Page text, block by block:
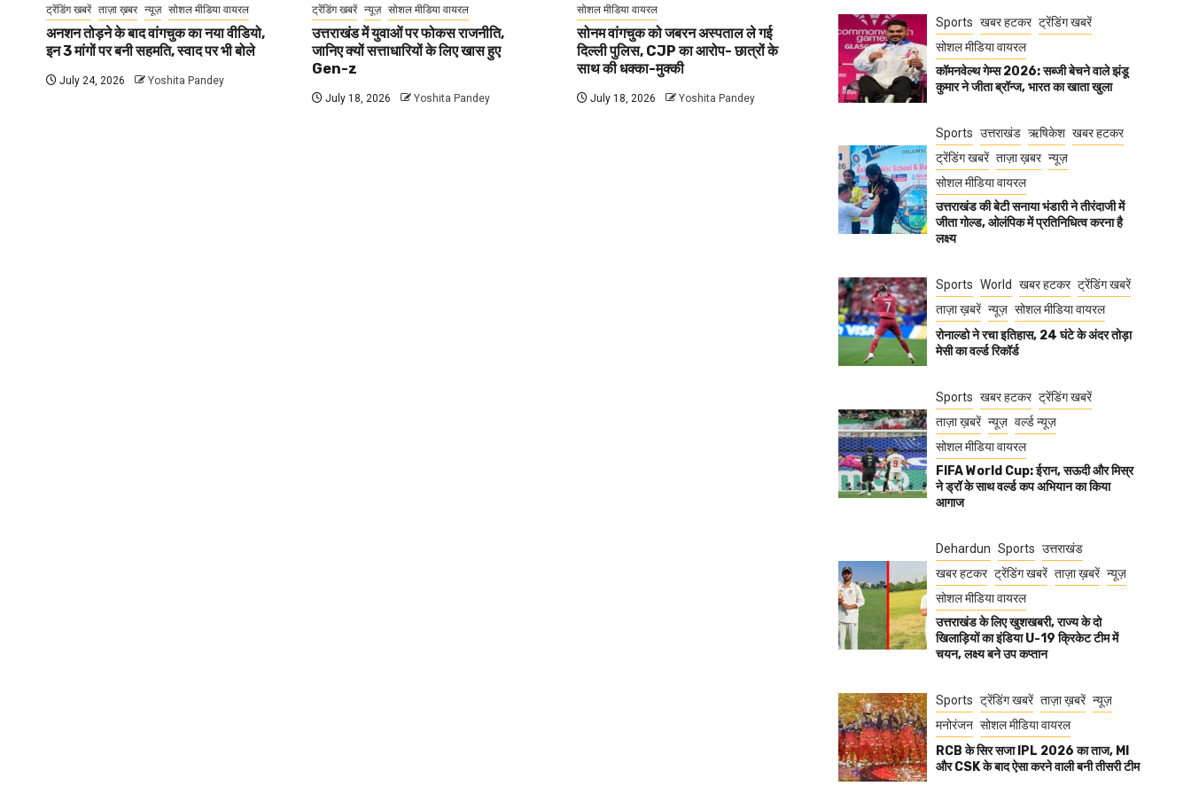
ट्रेंडिंग खबरें ताज़ा ख़बर न्यूज़ सोशल मीडिया वायरल
अनशन तोड़ने के बाद वांगचुक का नया वीडियो,
इन 3 मांगों पर बनी सहमति, स्वाद पर भी बोले
July 24, 2026 Yoshita Pandey
ट्रेंडिंग खबरें न्यूज़ सोशल मीडिया वायरल
उत्तराखंड में युवाओं पर फोकस राजनीति,
जानिए क्यों सत्ताधारियों के लिए खास हुए
Gen-z
July 18, 2026 Yoshita Pandey
सोशल मीडिया वायरल
सोनम वांगचुक को जबरन अस्पताल ले गई
दिल्ली पुलिस, CJP का आरोप- छात्रों के
साथ की धक्का-मुक्की
July 18, 2026 Yoshita Pandey
Sports खबर हटकर ट्रेंडिंग खबरें
सोशल मीडिया वायरल
कॉमनवेल्थ गेम्स 2026: सब्जी बेचने वाले झंडू
कुमार ने जीता ब्रॉन्ज, भारत का खाता खुला
Sports उत्तराखंड ऋषिकेश खबर हटकर
ट्रेंडिंग खबरें ताज़ा ख़बर न्यूज़
सोशल मीडिया वायरल
उत्तराखंड की बेटी सनाया भंडारी ने तीरंदाजी में
जीता गोल्ड, ओलंपिक में प्रतिनिधित्व करना है
लक्ष्य
Sports World खबर हटकर ट्रेंडिंग खबरें
ताज़ा ख़बरें न्यूज़ सोशल मीडिया वायरल
रोनाल्डो ने रचा इतिहास, 24 घंटे के अंदर तोड़ा
मेसी का वर्ल्ड रिकॉर्ड
Sports खबर हटकर ट्रेंडिंग खबरें
ताज़ा ख़बरें न्यूज़ वर्ल्ड न्यूज़
सोशल मीडिया वायरल
FIFA World Cup: ईरान, सऊदी और मिस्र
ने ड्रॉ के साथ वर्ल्ड कप अभियान का किया
आगाज
Dehardun Sports उत्तराखंड
खबर हटकर ट्रेंडिंग खबरें ताज़ा ख़बरें न्यूज़
सोशल मीडिया वायरल
उत्तराखंड के लिए खुशखबरी, राज्य के दो
खिलाड़ियों का इंडिया U-19 क्रिकेट टीम में
चयन, लक्ष्य बने उप कप्तान
Sports ट्रेंडिंग खबरें ताज़ा ख़बरें न्यूज़
मनोरंजन सोशल मीडिया वायरल
RCB के सिर सजा IPL 2026 का ताज, MI
और CSK के बाद ऐसा करने वाली बनी तीसरी टीम